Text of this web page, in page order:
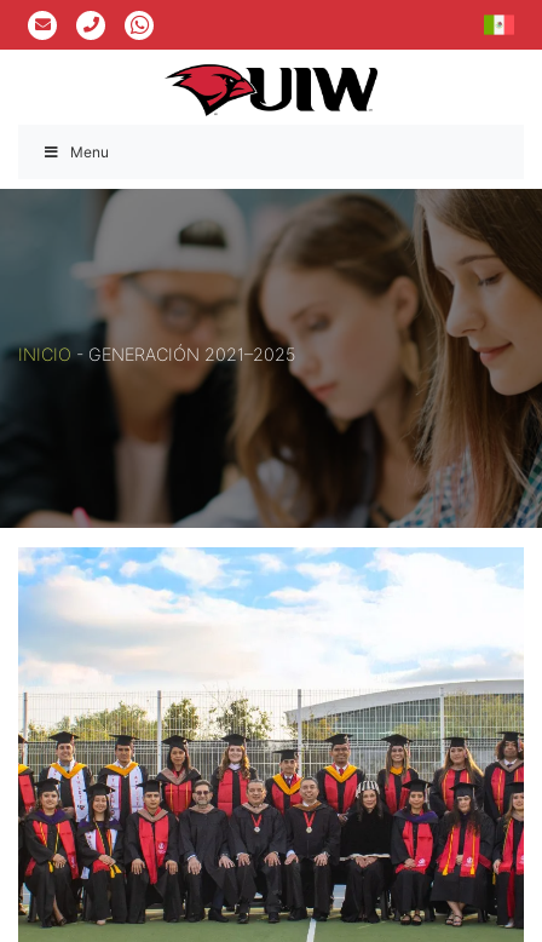
Menu
INICIO - GENERACIÓN 2021–2025